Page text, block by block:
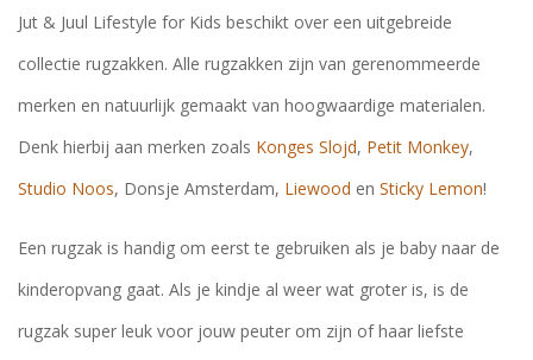
Jut & Juul Lifestyle for Kids beschikt over een uitgebreide
collectie rugzakken. Alle rugzakken zijn van gerenommeerde
merken en natuurlijk gemaakt van hoogwaardige materialen.
Denk hierbij aan merken zoals Konges Slojd, Petit Monkey,
Studio Noos, Donsje Amsterdam, Liewood en Sticky Lemon!
Een rugzak is handig om eerst te gebruiken als je baby naar de
kinderopvang gaat. Als je kindje al weer wat groter is, is de
rugzak super leuk voor jouw peuter om zijn of haar liefste